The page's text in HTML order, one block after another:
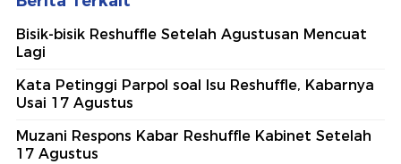
Bisik-bisik Reshuffle Setelah Agustusan Mencuat
Lagi
Kata Petinggi Parpol soal Isu Reshuffle, Kabarnya
Usai 17 Agustus
Muzani Respons Kabar Reshuffle Kabinet Setelah
17 Agustus